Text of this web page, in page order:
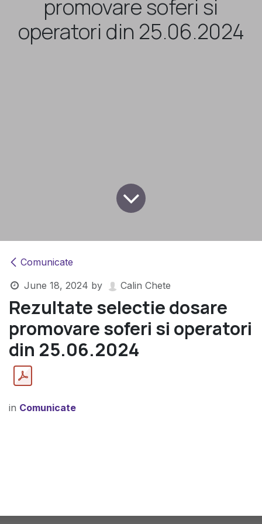
promovare soferi si
operatori din 25.06.2024
Comunicate
June 18, 2024 by Calin Chete
Rezultate selectie dosare
promovare soferi si operatori
din 25.06.2024
in Comunicate